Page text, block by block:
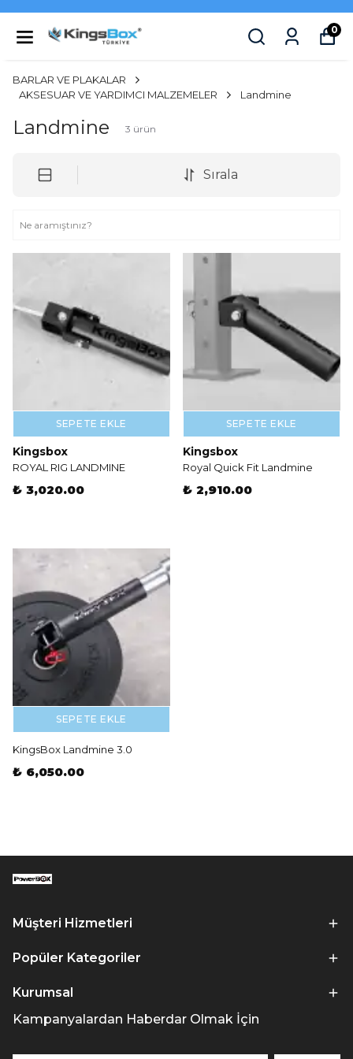
0
BARLAR VE PLAKALAR
AKSESUAR VE YARDIMCI MALZEMELER
Landmine
Landmine 3 ürün
Sırala
SEPETE EKLE
Kingsbox
ROYAL RIG LANDMINE
₺ 3,020.00
SEPETE EKLE
Kingsbox
Royal Quick Fit Landmine
₺ 2,910.00
SEPETE EKLE
KingsBox Landmine 3.0
₺ 6,050.00
Müşteri Hizmetleri
Popüler Kategoriler
Kurumsal
Kampanyalardan Haberdar Olmak İçin